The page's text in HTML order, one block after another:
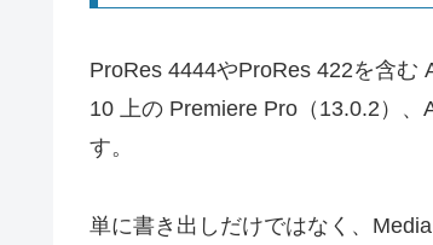
ProRes 4444やProRes 422を含む
10 上の Premiere Pro（13.0.2）
す。
単に書き出しだけではなく、